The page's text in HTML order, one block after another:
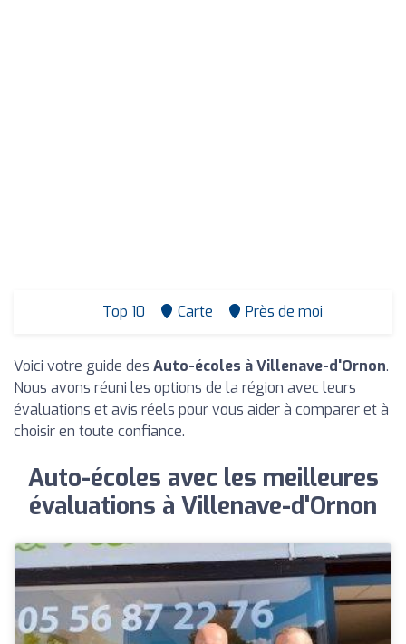
Top 10 Carte Près de moi
Voici votre guide des Auto-écoles à Villenave-d'Ornon.
Nous avons réuni les options de la région avec leurs
évaluations et avis réels pour vous aider à comparer et à
choisir en toute confiance.
Auto-écoles avec les meilleures
évaluations à Villenave-d'Ornon